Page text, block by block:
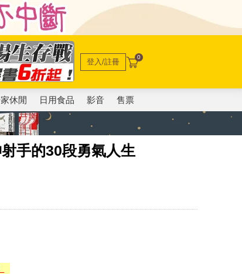
登入/註冊 0
休閒 日用食品 影音 售票
手的30段勇氣人生